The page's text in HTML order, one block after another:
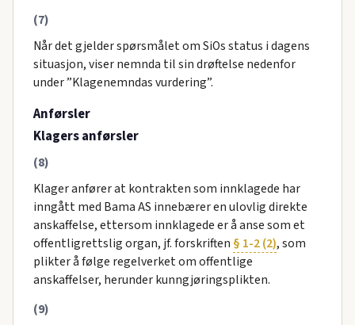
(7)
Når det gjelder spørsmålet om SiOs status i dagens
situasjon, viser nemnda til sin drøftelse nedenfor
under ”Klagenemndas vurdering”.
Anførsler
Klagers anførsler
(8)
Klager anfører at kontrakten som innklagede har
inngått med Bama AS innebærer en ulovlig direkte
anskaffelse, ettersom innklagede er å anse som et
offentligrettslig organ, jf. forskriften § 1-2 (2), som
plikter å følge regelverket om offentlige
anskaffelser, herunder kunngjøringsplikten.
(9)